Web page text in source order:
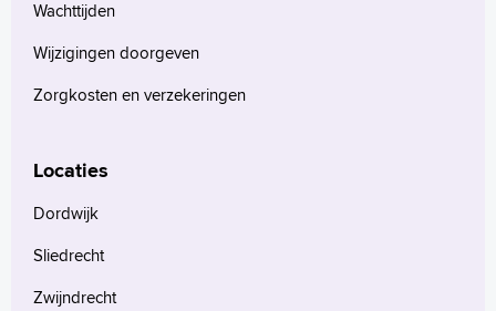
Wachttijden
Wijzigingen doorgeven
Zorgkosten en verzekeringen
Locaties
Dordwijk
Sliedrecht
Zwijndrecht